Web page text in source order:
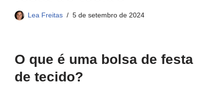
Lea Freitas 5 de setembro de 2024
O que é uma bolsa de festa
de tecido?